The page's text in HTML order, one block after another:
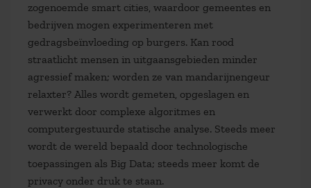
zogenoemde smart cities, waardoor gemeentes en
bedrijven mogen experimenteren met
gedragsbeïnvloeding op burgers. Kan rood
straatlicht mensen in uitgaansgebieden minder
agressief maken; worden ze van mandarijnengeur
relaxter? Alles wordt gemeten, opgeslagen en
verwerkt door complexe algoritmes en
computergestuurde statische analyse. Steeds meer
wordt de wereld bepaald door technologische
toepassingen als Big Data; steeds meer komt de
privacy onder druk te staan.